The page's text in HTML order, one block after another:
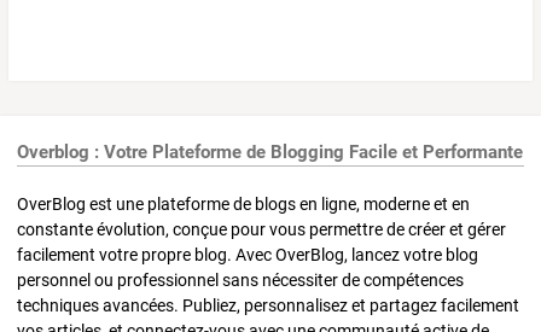
Overblog : Votre Plateforme de Blogging Facile et Performante
OverBlog est une plateforme de blogs en ligne, moderne et en
constante évolution, conçue pour vous permettre de créer et gérer
facilement votre propre blog. Avec OverBlog, lancez votre blog
personnel ou professionnel sans nécessiter de compétences
techniques avancées. Publiez, personnalisez et partagez facilement